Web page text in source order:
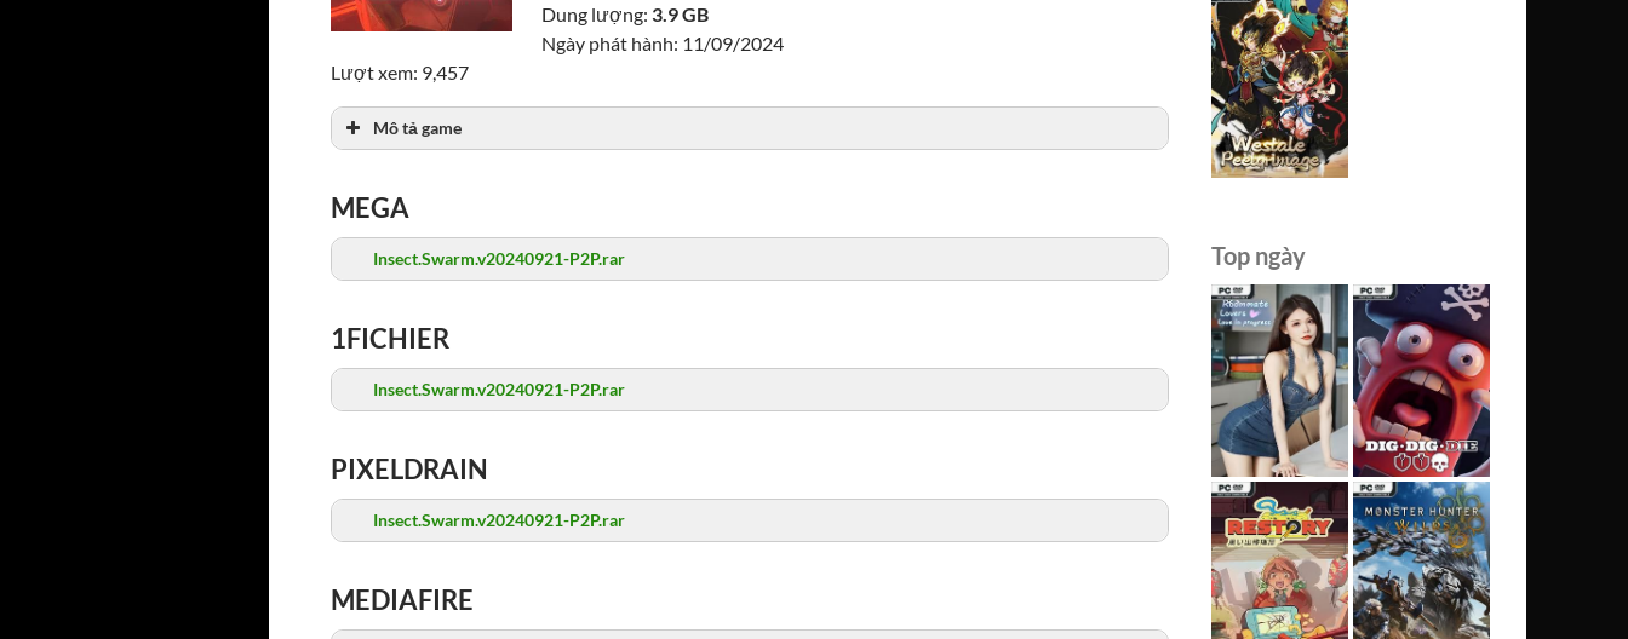
Dung lượng: 3.9 GB
Ngày phát hành: 11/09/2024
Lượt xem: 9,457
Mô tả game
MEGA
Insect.Swarm.v20240921-P2P.rar
1FICHIER
Insect.Swarm.v20240921-P2P.rar
PIXELDRAIN
Insect.Swarm.v20240921-P2P.rar
MEDIAFIRE
Top ngày